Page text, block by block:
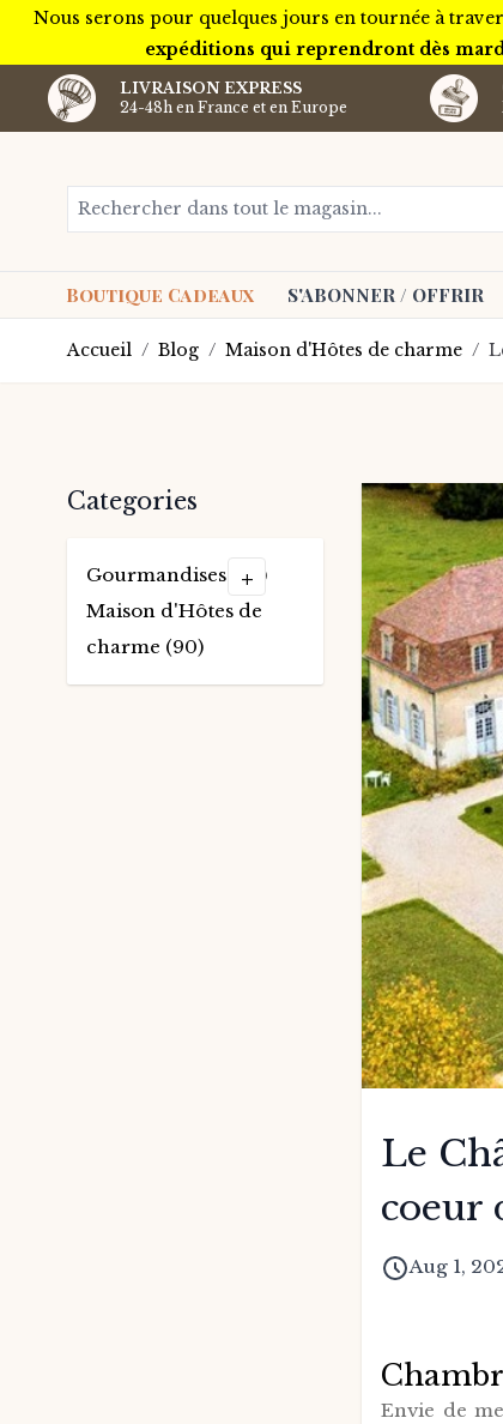
Nous serons pour quelques jours en tournée à
expéditions qui reprendront dès
LIVRAISON EXPRESS
24-48h en France et en Europe
Rechercher dans tout le magasin...
Boutique Cadeaux S'ABONNER / OFFRIR
Accueil / Blog / Maison d'Hôtes de charme /
Barre latérale
Categories
Gourmandises (49)
+
Maison d'Hôtes de
charme (90)
Le
coeur
Aug 1,
Envie de